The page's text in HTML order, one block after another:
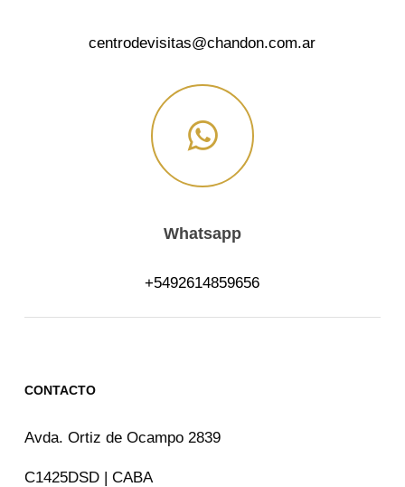
centrodevisitas@chandon.com.ar
Whatsapp
+5492614859656
CONTACTO
Avda. Ortiz de Ocampo 2839
C1425DSD | CABA